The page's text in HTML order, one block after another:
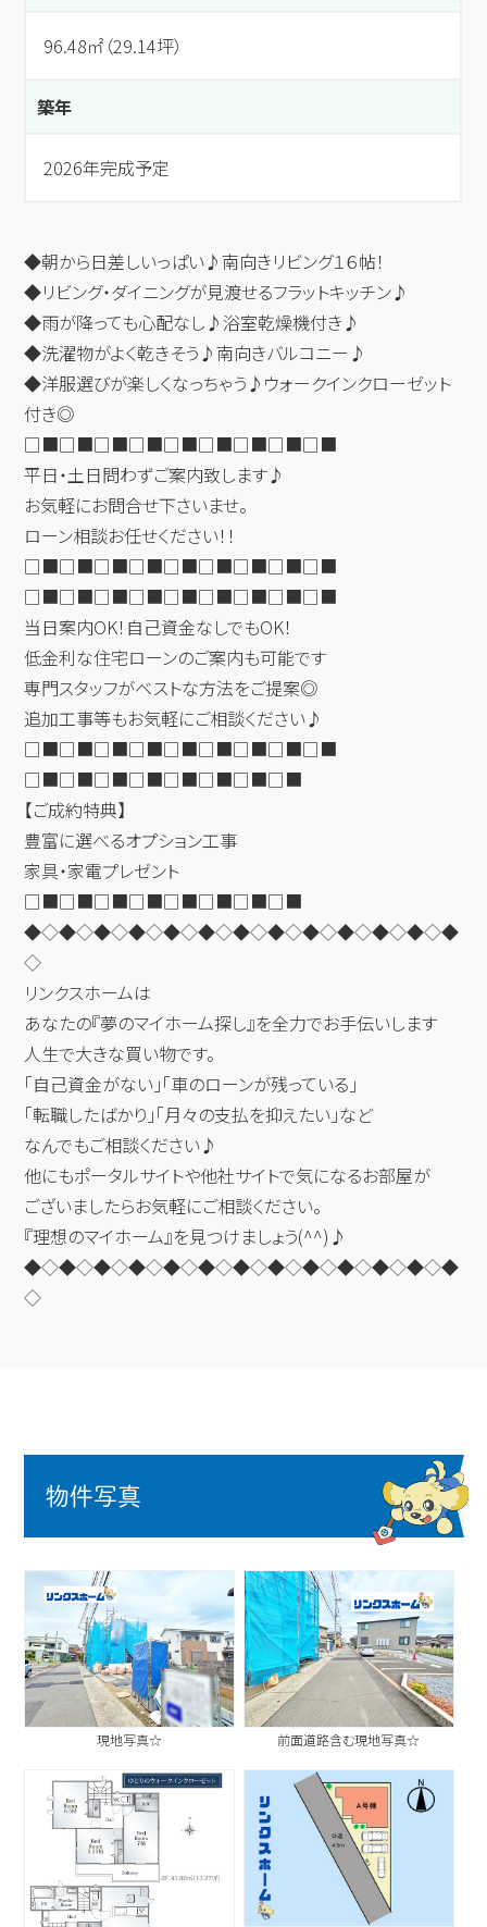
96.48㎡（29.14坪）
築年
2026年完成予定
◆朝から日差しいっぱい♪南向きリビング１６帖！
◆リビング・ダイニングが見渡せるフラットキッチン♪
◆雨が降っても心配なし♪浴室乾燥機付き♪
◆洗濯物がよく乾きそう♪南向きバルコニー♪
◆洋服選びが楽しくなっちゃう♪ウォークインクローゼット
付き◎
□■□■□■□■□■□■□■□■□■
平日・土日問わずご案内致します♪
お気軽にお問合せ下さいませ。
ローン相談お任せください！！
□■□■□■□■□■□■□■□■□■
□■□■□■□■□■□■□■□■□■
当日案内OK！自己資金なしでもOK！
低金利な住宅ローンのご案内も可能です
専門スタッフがベストな方法をご提案◎
追加工事等もお気軽にご相談ください♪
□■□■□■□■□■□■□■□■□■
□■□■□■□■□■□■□■□■
【ご成約特典】
豊富に選べるオプション工事
家具・家電プレゼント
□■□■□■□■□■□■□■□■
◆◇◆◇◆◇◆◇◆◇◆◇◆◇◆◇◆◇◆◇◆◇◆◇◆
◇
リンクスホームは
あなたの『夢のマイホーム探し』を全力でお手伝いします
人生で大きな買い物です。
「自己資金がない」「車のローンが残っている」
「転職したばかり」「月々の支払を抑えたい」など
なんでもご相談ください♪
他にもポータルサイトや他社サイトで気になるお部屋が
ございましたらお気軽にご相談ください。
『理想のマイホーム』を見つけましょう(^^)♪
◆◇◆◇◆◇◆◇◆◇◆◇◆◇◆◇◆◇◆◇◆◇◆◇◆
◇
物件写真
現地写真☆ 前面道路含む現地写真☆